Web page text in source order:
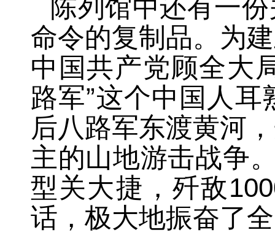
陈列馆中还有一
命令的复制品。为
中国共产党顾全大
路军”这个中国人
后八路军东渡黄河
主的山地游击战争
型关大捷，歼敌
话，极大地振奋了